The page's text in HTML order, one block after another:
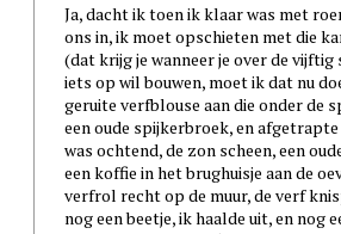
Ja, dacht ik toen ik klaar was met
ons in, ik moet opschieten met die
(dat krijg je wanneer je over de
iets op wil bouwen, moet ik dat nu
geruite verfblouse aan die onder de
een oude spijkerbroek, en
was ochtend, de zon scheen, een
een koffie in het brughuisje aan de
verfrol recht op de muur, de verf
nog een beetje, ik haalde uit, en nog